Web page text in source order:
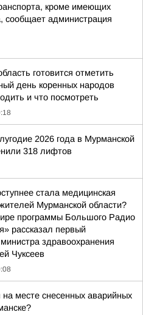
кроме имеющих
сообщает администрация
готовится отметить
день коренных народов
и что посмотреть
2026 года в Мурманской
318 лифтов
стала медицинская
Мурманской области?
программы Большого Радио
рассказал первый
здравоохранения
Чуксеев
на месте снесенных аварийных